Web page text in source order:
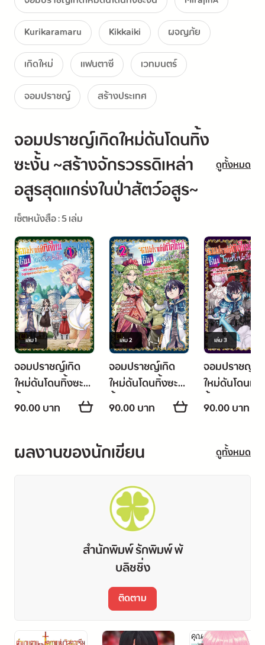
Kurikaramaru
Kikkaiki
ผจญภัย
เกิดใหม่
แฟนตาซี
เวทมนตร์
จอมปราชญ์
สร้างประเทศ
จอมปราชญ์เกิดใหม่ดันโดนทิ้ง
ซะงั้น ~สร้างจักรวรรดิเหล่า
อสูรสุดแกร่งในป่าสัตว์อสูร~
ดูทั้งหมด
เซ็ตหนังสือ : 5 เล่ม
เล่ม1
จอมปราชญ์เกิด
ใหม่ดันโดนทิ้งซะ
งั้น ~สร้าง
จักรวรรดิเหล่าอสูร
อสูร~ 01
90.00 บาท
เล่ม2
จอมปราชญ์เกิด
ใหม่ดันโดนทิ้งซะ
งั้น ~สร้าง
จักรวรรดิเหล่าอสูร
อสูร~ 02
90.00 บาท
เล่ม3
จอมปราชญ์เ
ใหม่ดันโดนทิ้
งั้น ~สร้าง
จักรวรรดิเหล่
อสูร~ 03
90.00 บาท
ผลงานของนักเขียน ดูทั้งหมด
สำนักพิมพ์ รักพิมพ์ พั
บลิชชิ่ง
ติดตาม